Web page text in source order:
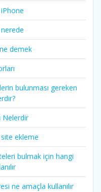
demek
bulunması gereken
Nelerdir
ekleme
bulmak için hangi
ne amaçla kullanılır